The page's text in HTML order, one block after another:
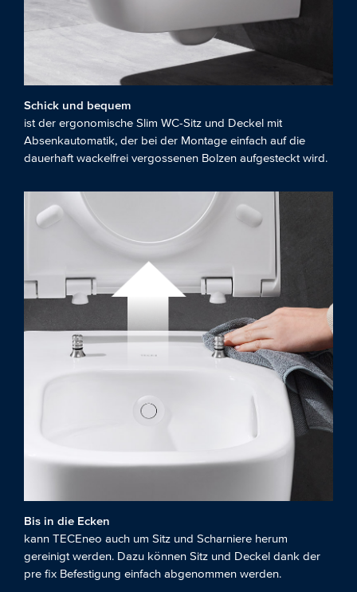
Schick und bequem
ist der ergonomische Slim WC-Sitz und Deckel mit
Absenkautomatik, der bei der Montage einfach auf die
dauerhaft wackelfrei vergossenen Bolzen aufgesteckt wird.
Bis in die Ecken
kann TECEneo auch um Sitz und Scharniere herum
gereinigt werden. Dazu können Sitz und Deckel dank der
pre fix Befestigung einfach abgenommen werden.